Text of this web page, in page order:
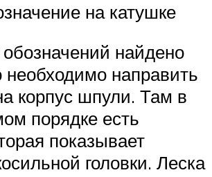
на катушке
найдено
направить
корпус шпули. Там в
порядке есть
показывает
головки. Леска